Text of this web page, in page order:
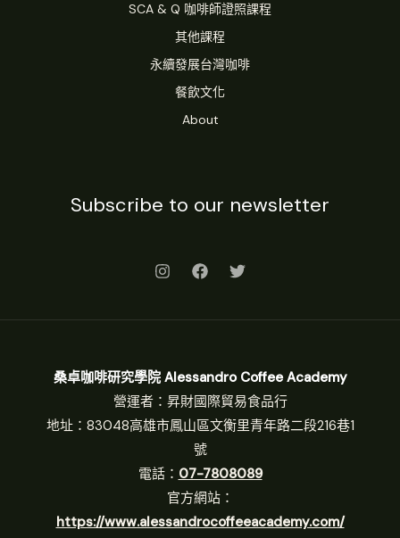
SCA & Q 咖啡師證照課程
其他課程
永續發展台灣咖啡
餐飲文化
About
Subscribe to our newsletter
桑卓咖啡研究學院 Alessandro Coffee Academy
營運者：昇財國際貿易食品行
地址：83048高雄市鳳山區文衡里青年路二段216巷1
號
電話： 07-7808089
官方網站：
https://www.alessandrocoffeeacademy.com/